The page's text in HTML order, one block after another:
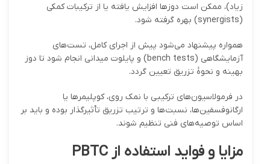
زیاد)، ممکن است دوزها افزایش یافته یا از ترکیبات کمکی
(synergists) بهره گرفته شود.
همواره پیشنهاد می‌شود پیش از اجرای کامل، تست‌های
آزمایشگاهی (bench tests) و پایلوت میدانی انجام شود تا دوز
بهینه و نحوهٔ تزریق تعیین گردد.
در فرمولاسیون‌های ترکیبی با نمک روی، کوپلیمرها یا
ارگانوفسفین‌ها، نسبت‌ها و ترتیب تزریق تأثیرگذار بوده و باید بر
اساس توصیه‌های فنی تنظیم شوند.
مزایا و فواید استفاده از PBTC